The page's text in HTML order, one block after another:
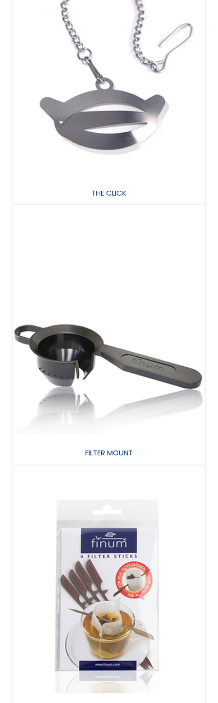
THE CLICK
FILTER MOUNT